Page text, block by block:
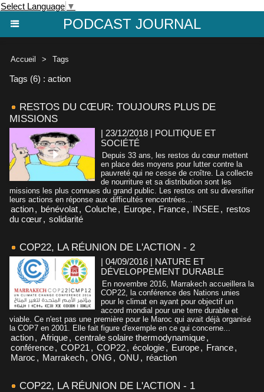
Select Language ▼
PODCAST JOURNAL
Accueil > Tags
Tags (6) : action
RESTOS DU CŒUR: TOUJOURS PLUS DE
MISSIONS
| 23/12/2018 | POLITIQUE ET
SOCIÉTÉ
Depuis 33 ans, les restos du cœur mettent
en place des moyens pour lutter contre la
pauvreté qui ne cesse de croître. La collecte
de nourriture et sa distribution sont les
missions les plus connues du grand public. Les restos ont su diversifier
leurs actions en réponse aux difficultés rencontrées...
action, bénévolat, Coluche, Europe, France, INSEE , restos
du cœur, solidarité
COP22, LA RÉUNION DE L'ACTION - 2
| 04/09/2016 | NATURE ET
DÉVELOPPEMENT DURABLE
En novembre 2016, Marrakech accueillera la
COP22, la conférence des Nations unies
pour le climat en ayant pour objectif un
accord mondial pour une terre durable et
viable. Ce n'est pas une première pour le Maroc qui avait déjà organisé
la COP7 en 2001. Elle fait figure d'exemple en ce qui concerne...
action, Afrique, centrale solaire thermodynamique,
conférence, COP21 , COP22, écologie, Europe, France,
Maroc , Marrakech, ONG , ONU , réaction
COP22, LA RÉUNION DE L'ACTION - 1